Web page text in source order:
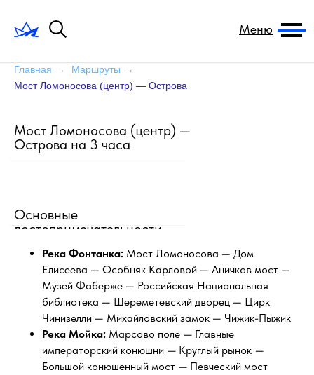
Меню
Главная → Маршруты →
Мост Ломоносова (центр) — Острова
Мост Ломоносова (центр) —
Острова на 3 часа
Основные
достопримечательности
Река Фонтанка: Мост Ломоносова — Дом
Елисеева — Особняк Карловой — Аничков мост —
Музей Фаберже — Российская Национальная
библиотека — Шереметевский дворец — Цирк
Чинизелли — Михайловский замок — Чижик-Пыжик
Река Мойка: Марсово поле — Главные
императорский конюшни — Круглый рынок —
Большой конюшенный мост — Певческий мост